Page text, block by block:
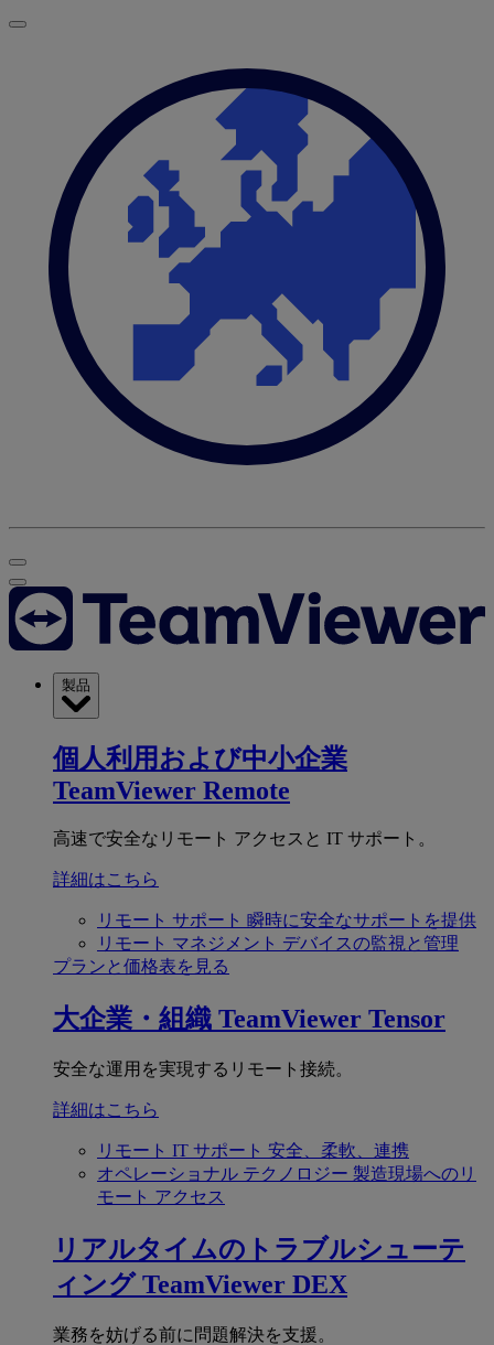
製品
個人利用および中小企業
TeamViewer Remote
高速で安全なリモート アクセスと IT サポート。
詳細はこちら
リモート サポート 瞬時に安全なサポートを提供
リモート マネジメント デバイスの監視と管理
プランと価格表を見る
大企業・組織 TeamViewer Tensor
安全な運用を実現するリモート接続。
詳細はこちら
リモート IT サポート 安全、柔軟、連携
オペレーショナル テクノロジー 製造現場へのリ
モート アクセス
リアルタイムのトラブルシューテ
ィング TeamViewer DEX
業務を妨げる前に問題解決を支援。